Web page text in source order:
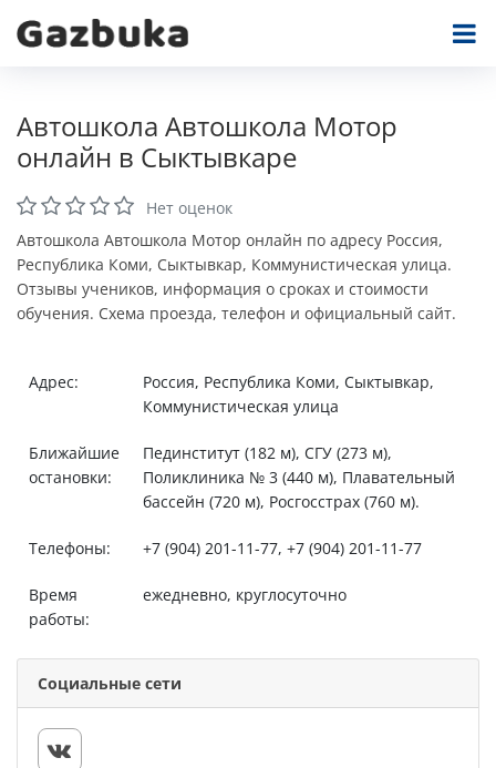
Автошкола Автошкола Мотор
онлайн в Сыктывкаре
Нет оценок
Автошкола Автошкола Мотор онлайн по адресу Россия,
Республика Коми, Сыктывкар, Коммунистическая улица.
Отзывы учеников, информация о сроках и стоимости
обучения. Схема проезда, телефон и официальный сайт.
Адрес:
Россия, Республика Коми, Сыктывкар,
Коммунистическая улица
Ближайшие
остановки:
Пединститут (182 м), СГУ (273 м),
Поликлиника № 3 (440 м), Плавательный
бассейн (720 м), Росгосстрах (760 м).
Телефоны: +7 (904) 201-11-77, +7 (904) 201-11-77
Время
работы:
ежедневно, круглосуточно
Социальные сети